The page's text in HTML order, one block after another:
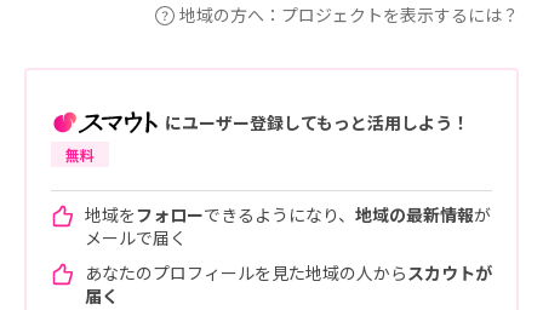
地域の方へ：プロジェクトを表示するには？
にユーザー登録してもっと活用しよう！
無料
地域をフォローできるようになり、 地域の最新情報が
メールで届く
あなたのプロフィールを見た地域の人からスカウトが
届く